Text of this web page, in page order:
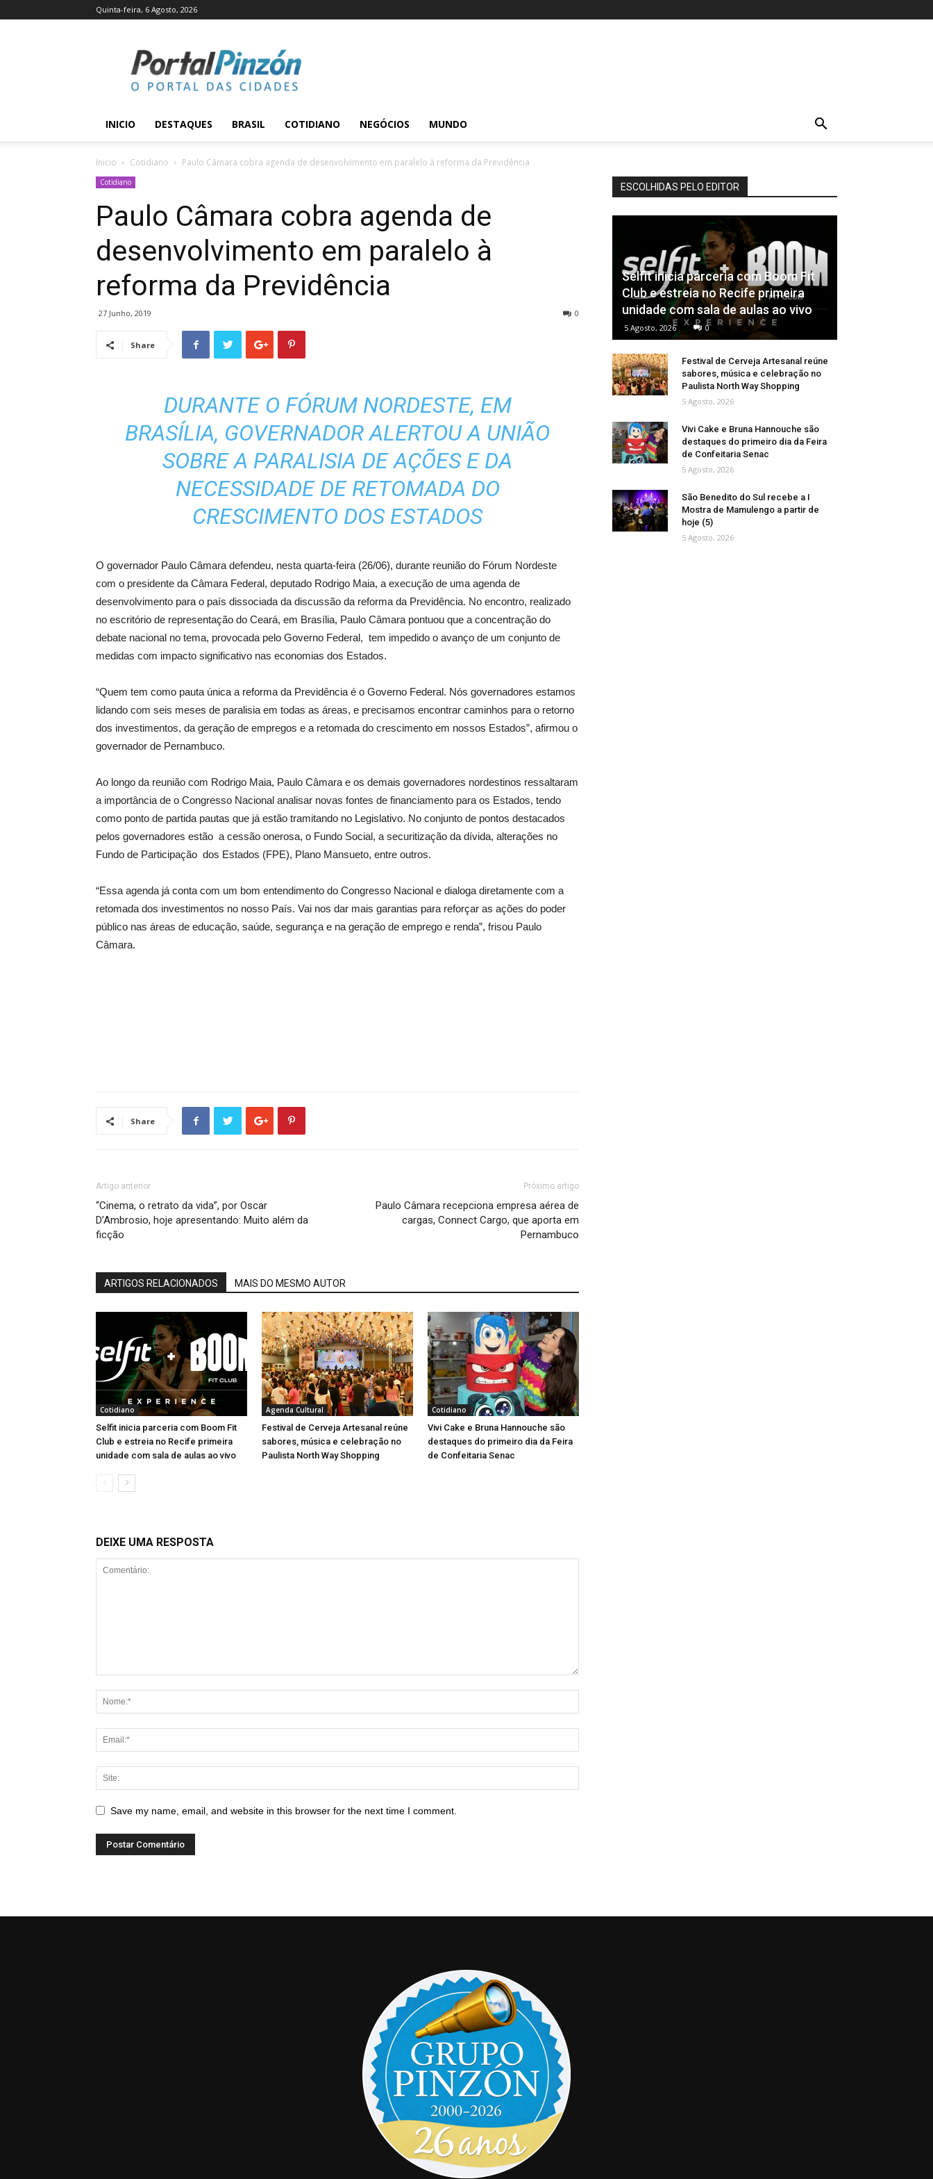
Quinta-feira, 6 Agosto, 2026
Pinzón
INICIO DESTAQUES BRASIL COTIDIANO NEGÓCIOS MUNDO
Inicio Cotidiano Paulo Câmara cobra agenda de desenvolvimento em paralelo à reforma da Previdência
Cotidiano
Paulo Câmara cobra agenda de
desenvolvimento em paralelo à
reforma da Previdência
27 Junho, 2019 0
Share
DURANTE O FÓRUM NORDESTE, EM
BRASÍLIA, GOVERNADOR ALERTOU A UNIÃO
SOBRE A PARALISIA DE AÇÕES E DA
NECESSIDADE DE RETOMADA DO
CRESCIMENTO DOS ESTADOS
O governador Paulo Câmara defendeu, nesta quarta-feira (26/06), durante reunião do Fórum Nordeste
com o presidente da Câmara Federal, deputado Rodrigo Maia, a execução de uma agenda de
desenvolvimento para o país dissociada da discussão da reforma da Previdência. No encontro, realizado
no escritório de representação do Ceará, em Brasília, Paulo Câmara pontuou que a concentração do
debate nacional no tema, provocada pelo Governo Federal, tem impedido o avanço de um conjunto de
medidas com impacto significativo nas economias dos Estados.
“Quem tem como pauta única a reforma da Previdência é o Governo Federal. Nós governadores estamos
lidando com seis meses de paralisia em todas as áreas, e precisamos encontrar caminhos para o retorno
dos investimentos, da geração de empregos e a retomada do crescimento em nossos Estados”, afirmou o
governador de Pernambuco.
Ao longo da reunião com Rodrigo Maia, Paulo Câmara e os demais governadores nordestinos ressaltaram
a importância de o Congresso Nacional analisar novas fontes de financiamento para os Estados, tendo
como ponto de partida pautas que já estão tramitando no Legislativo. No conjunto de pontos destacados
pelos governadores estão a cessão onerosa, o Fundo Social, a securitização da dívida, alterações no
Fundo de Participação dos Estados (FPE), Plano Mansueto, entre outros.
“Essa agenda já conta com um bom entendimento do Congresso Nacional e dialoga diretamente com a
retomada dos investimentos no nosso País. Vai nos dar mais garantias para reforçar as ações do poder
público nas áreas de educação, saúde, segurança e na geração de emprego e renda”, frisou Paulo
Câmara.
Share
Artigo anterior
“Cinema, o retrato da vida”, por Oscar
D’Ambrosio, hoje apresentando: Muito além da
ficção
Próximo artigo
Paulo Câmara recepciona empresa aérea de
cargas, Connect Cargo, que aporta em
Pernambuco
ARTIGOS RELACIONADOS MAIS DO MESMO AUTOR
Cotidiano
Selfit inicia parceria com Boom Fit
Club e estreia no Recife primeira
unidade com sala de aulas ao vivo
Agenda Cultural
Festival de Cerveja Artesanal reúne
sabores, música e celebração no
Paulista North Way Shopping
Cotidiano
Vivi Cake e Bruna Hannouche são
destaques do primeiro dia da Feira
de Confeitaria Senac
DEIXE UMA RESPOSTA
Save my name, email, and website in this browser for the next time I comment.
ESCOLHIDAS PELO EDITOR
Selfit inicia parceria com Boom Fit
Club e estreia no Recife primeira
unidade com sala de aulas ao vivo
5 Agosto, 2026 0
Festival de Cerveja Artesanal reúne
sabores, música e celebração no
Paulista North Way Shopping
5 Agosto, 2026
Vivi Cake e Bruna Hannouche são
destaques do primeiro dia da Feira
de Confeitaria Senac
5 Agosto, 2026
São Benedito do Sul recebe a I
Mostra de Mamulengo a partir de
hoje (5)
5 Agosto, 2026